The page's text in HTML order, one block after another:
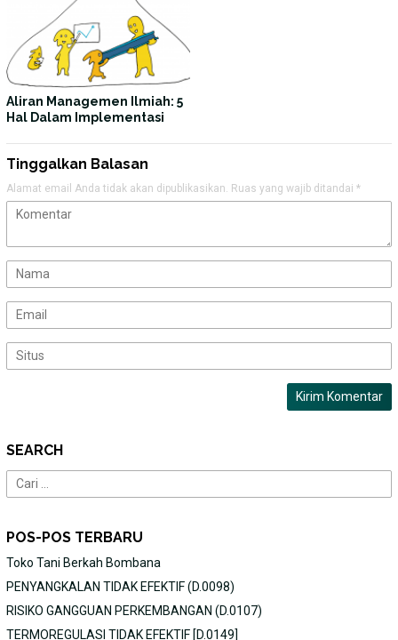
Aliran Managemen Ilmiah: 5
Hal Dalam Implementasi
Tinggalkan Balasan
Alamat email Anda tidak akan dipublikasikan. Ruas yang wajib ditandai *
SEARCH
Cari
untuk:
POS-POS TERBARU
Toko Tani Berkah Bombana
PENYANGKALAN TIDAK EFEKTIF (D.0098)
RISIKO GANGGUAN PERKEMBANGAN (D.0107)
TERMOREGULASI TIDAK EFEKTIF [D.0149]